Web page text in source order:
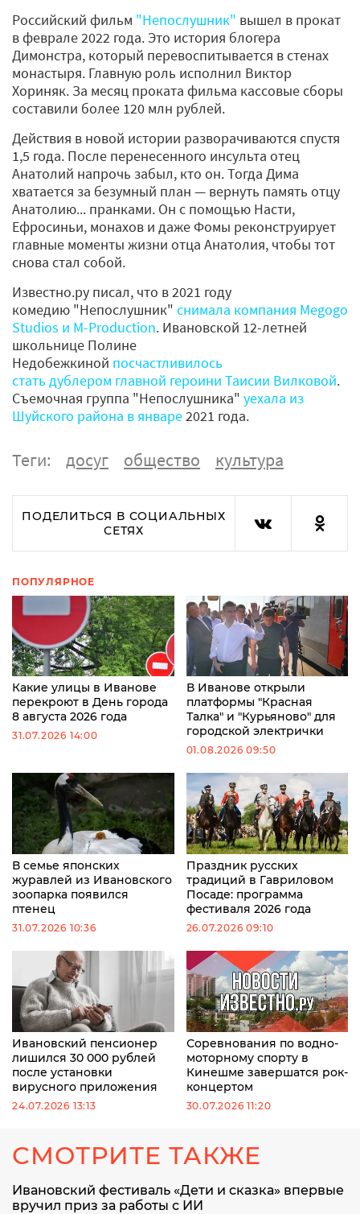
Российский фильм "Непослушник" вышел в прокат
в феврале 2022 года. Это история блогера
Димонстра, который перевоспитывается в стенах
монастыря. Главную роль исполнил Виктор
Хориняк. За месяц проката фильма кассовые сборы
составили более 120 млн рублей.
Действия в новой истории разворачиваются спустя
1,5 года. После перенесенного инсульта отец
Анатолий напрочь забыл, кто он. Тогда Дима
хватается за безумный план — вернуть память отцу
Анатолию... пранками. Он с помощью Насти,
Ефросиньи, монахов и даже Фомы реконструирует
главные моменты жизни отца Анатолия, чтобы тот
снова стал собой.
Известно.ру писал, что в 2021 году
комедию "Непослушник" снимала компания Megogo
Studios и М-Production. Ивановской 12-летней
школьнице Полине
Недобежкиной посчастливилось
стать дублером главной героини Таисии Вилковой.
Съемочная группа "Непослушника" уехала из
Шуйского района в январе2021 года.
Теги: досуг общество культура
ПОДЕЛИТЬСЯ В СОЦИАЛЬНЫХ
СЕТЯХ
ПОПУЛЯРНОЕ
Какие улицы в Иванове
перекроют в День города
8 августа 2026 года
31.07.2026 14:00
В Иванове открыли
платформы "Красная
Талка" и "Курьяново" для
городской электрички
01.08.2026 09:50
В семье японских
журавлей из Ивановского
зоопарка появился
птенец
31.07.2026 10:36
Праздник русских
традиций в Гавриловом
Посаде: программа
фестиваля 2026 года
26.07.2026 09:10
Ивановский пенсионер
лишился 30 000 рублей
после установки
вирусного приложения
24.07.2026 13:13
Соревнования по водно-
моторному спорту в
Кинешме завершатся рок-
концертом
30.07.2026 11:20
СМОТРИТЕ ТАКЖЕ
Ивановский фестиваль «Дети и сказка» впервые
вручил приз за работы с ИИ